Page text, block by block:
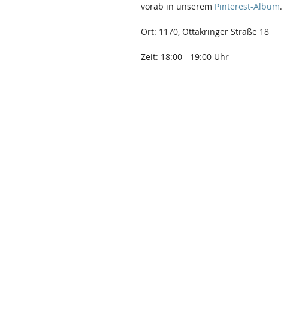
vorab in unserem Pinterest-Album.
Ort: 1170, Ottakringer Straße 18
Zeit: 18:00 - 19:00 Uhr